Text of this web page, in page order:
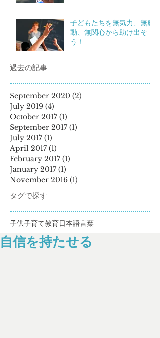
子どもたちを無気力、無感
動、無関心から助け出そ
う！
過去の記事
September 2020 (2)
July 2019 (4)
October 2017 (1)
September 2017 (1)
July 2017 (1)
April 2017 (1)
February 2017 (1)
January 2017 (1)
November 2016 (1)
タグで探す
子供子育て教育日本語言葉
自信を持たせる